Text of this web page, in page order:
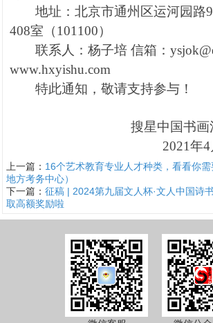
地址：北京市通州区运河园路9
408室（101100）
联系人：杨子培 信箱：
www.hxyishu.com
特此通知，敬请支持参与！
搜星中国书
2021年4
上一篇： 16个艺术教育专业人才种类，看看你
地方考务中心）
下一篇： 征稿 | 2024第九届文人杯·文人中国诗
取高额奖励啦